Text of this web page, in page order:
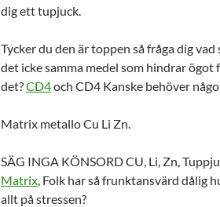
dig ett tupjuck.
Tycker du den är toppen så fråga dig
det icke samma medel som hindrar ögot
det?CD4och CD4 Kanske behöver
Matrix metallo Cu Li Zn.
SÄG INGA KÖNSORD CU, Li, Zn,
Matrix, Folk har så frunktansvärd dålig
allt på stressen?